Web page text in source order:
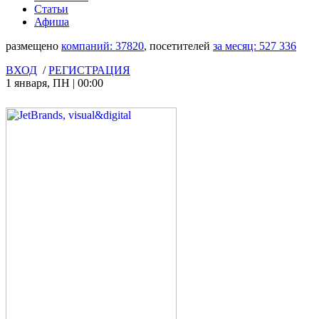
Статьи
Афиша
размещено компаний: 37820, посетителей за месяц: 527 336
ВХОД /РЕГИСТРАЦИЯ
1 января, ПН | 00:00